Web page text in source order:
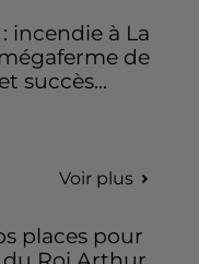
incendie à La
de
succès...
Voir plus
places pour